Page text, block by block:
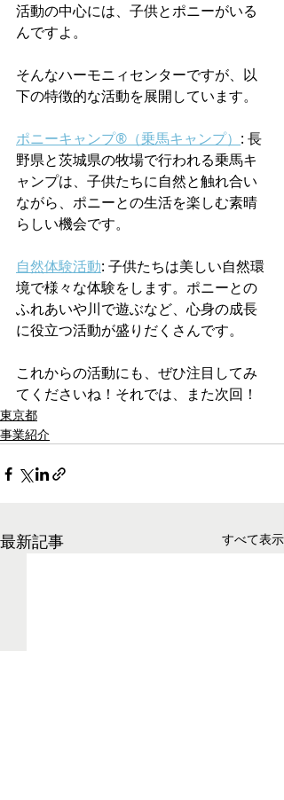
活動の中心には、子供とポニーがいる
んですよ。
そんなハーモニィセンターですが、以
下の特徴的な活動を展開しています。
ポニーキャンプ®（乗馬キャンプ） : 長
野県と茨城県の牧場で行われる乗馬キ
ャンプは、子供たちに自然と触れ合い
ながら、ポニーとの生活を楽しむ素晴
らしい機会です。
自然体験活動: 子供たちは美しい自然環
境で様々な体験をします。ポニーとの
ふれあいや川で遊ぶなど、心身の成長
に役立つ活動が盛りだくさんです。
これからの活動にも、ぜひ注目してみ
てくださいね！それでは、また次回！
東京都
事業紹介
最新記事 すべて表示